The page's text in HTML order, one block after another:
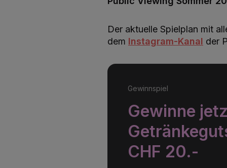
Der aktuelle Spielplan mit
dem Instagram-Kanal der
Gewinnspiel
Gewinne
CHF 20.-